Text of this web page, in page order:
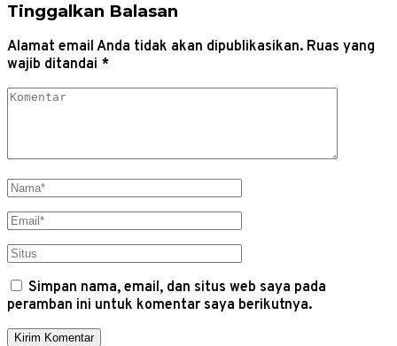
Tinggalkan Balasan
Alamat email Anda tidak akan dipublikasikan. Ruas yang
wajib ditandai *
Simpan nama, email, dan situs web saya pada
peramban ini untuk komentar saya berikutnya.